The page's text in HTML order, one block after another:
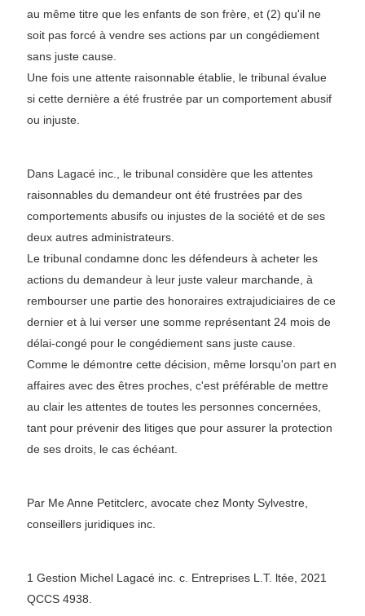
au même titre que les enfants de son frère, et (2) qu'il ne
soit pas forcé à vendre ses actions par un congédiement
sans juste cause.
Une fois une attente raisonnable établie, le tribunal évalue
si cette dernière a été frustrée par un comportement abusif
ou injuste.
Dans Lagacé inc., le tribunal considère que les attentes
raisonnables du demandeur ont été frustrées par des
comportements abusifs ou injustes de la société et de ses
deux autres administrateurs.
Le tribunal condamne donc les défendeurs à acheter les
actions du demandeur à leur juste valeur marchande, à
rembourser une partie des honoraires extrajudiciaires de ce
dernier et à lui verser une somme représentant 24 mois de
délai-congé pour le congédiement sans juste cause.
Comme le démontre cette décision, même lorsqu'on part en
affaires avec des êtres proches, c'est préférable de mettre
au clair les attentes de toutes les personnes concernées,
tant pour prévenir des litiges que pour assurer la protection
de ses droits, le cas échéant.
Par Me Anne Petitclerc, avocate chez Monty Sylvestre,
conseillers juridiques inc.
1 Gestion Michel Lagacé inc. c. Entreprises L.T. ltée, 2021
QCCS 4938.